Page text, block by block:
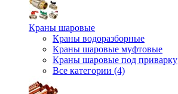
Краны шаровые
Краны водоразборные
Краны шаровые муфтовые
Краны шаровые под приварку
Все категории (4)